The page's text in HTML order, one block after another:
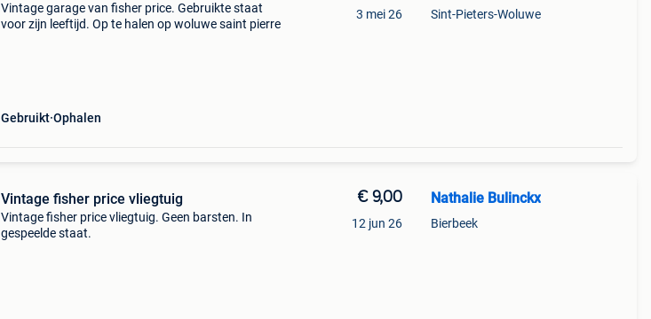
Vintage garage van fisher price. Gebruikte staat
voor zijn leeftijd. Op te halen op woluwe saint pierre
Gebruikt Ophalen
3 mei 26 Sint-Pieters-Woluwe
Vintage fisher price vliegtuig
Vintage fisher price vliegtuig. Geen barsten. In
gespeelde staat.
€ 9,00
12 jun 26
Nathalie Bulinckx
Bierbeek